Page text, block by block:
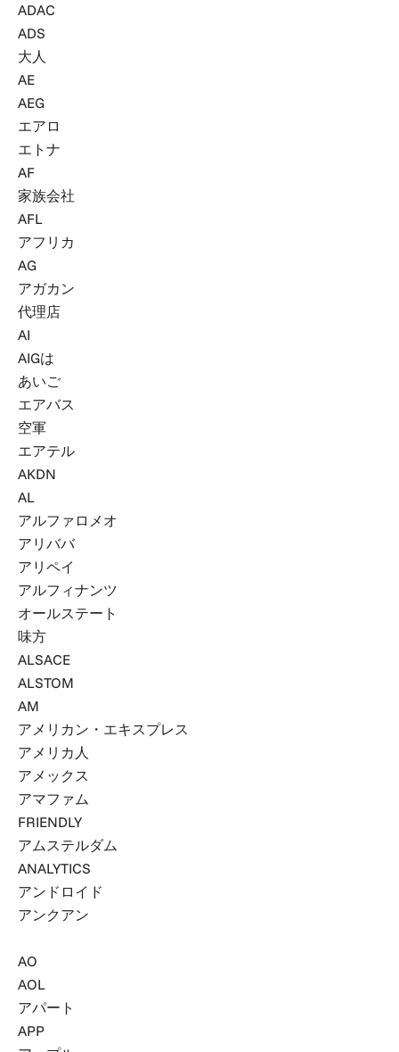
ADAC
ADS
大人
AE
AEG
エアロ
エトナ
AF
家族会社
AFL
アフリカ
AG
アガカン
代理店
AI
AIGは
あいご
エアバス
空軍
エアテル
AKDN
AL
アルファロメオ
アリババ
アリペイ
アルフィナンツ
オールステート
味方
ALSACE
ALSTOM
AM
アメリカン・エキスプレス
アメリカ人
アメックス
アマファム
FRIENDLY
アムステルダム
ANALYTICS
アンドロイド
アンクアン
AO
AOL
アパート
APP